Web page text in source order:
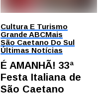
Cultura E Turismo
Grande ABCMais
São Caetano Do Sul
Últimas Notícias
É AMANHÃ! 33ª
Festa Italiana de
São Caetano